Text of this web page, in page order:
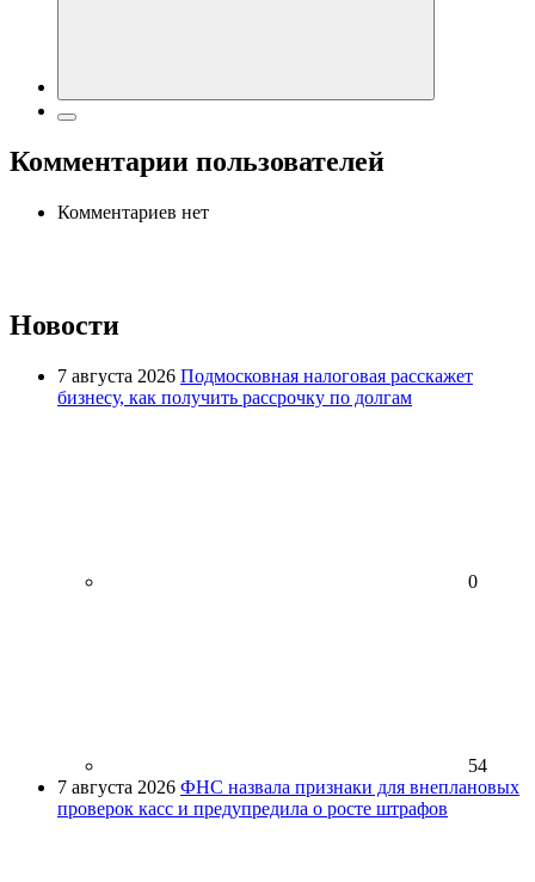
Комментарии пользователей
Комментариев нет
Новости
7 августа 2026 Подмосковная налоговая расскажет
бизнесу, как получить рассрочку по долгам
0
54
7 августа 2026 ФНС назвала признаки для внеплановых
проверок касс и предупредила о росте штрафов